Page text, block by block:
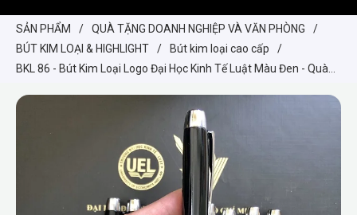
SẢN PHẨM / QUÀ TẶNG DOANH NGHIỆP VÀ VĂN PHÒNG
/
BÚT KIM LOẠI & HIGHLIGHT
/ Bút kim loại cao cấp
/
BKL 86 - Bút Kim Loại Logo Đại Học Kinh Tế Luật Màu Đen - Quà